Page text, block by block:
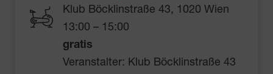
Klub Böcklinstraße 43, 1020 Wien
13:00 – 15:00
gratis
Veranstalter: Klub Böcklinstraße 43